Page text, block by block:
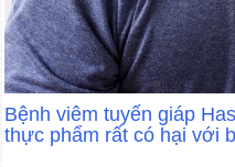
Bệnh viêm tuyến giáp
thực phẩm rất có hại với